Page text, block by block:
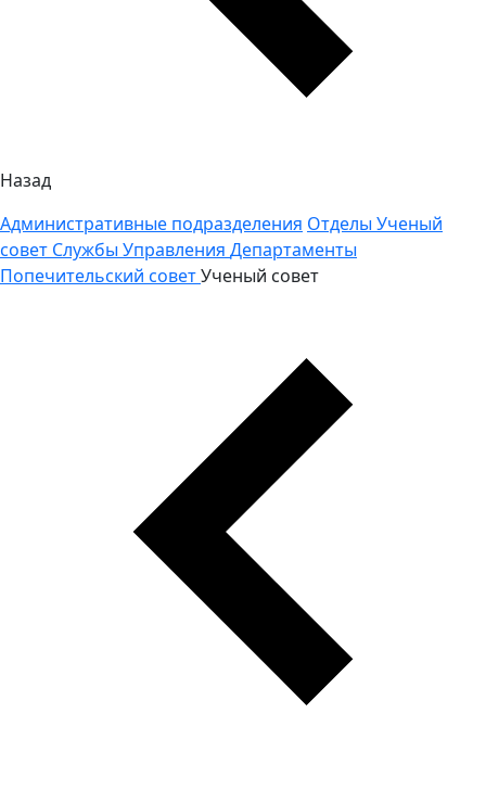
Назад
Административные подразделения Отделы Ученый
совет Службы Управления Департаменты
Попечительский советУченый совет